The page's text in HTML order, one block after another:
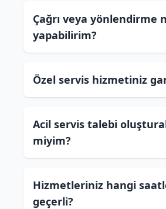
Çağrı veya yönlendirme
yapabilirim?
Özel servis hizmetiniz
Acil servis talebi
miyim?
Hizmetleriniz hangi
geçerli?